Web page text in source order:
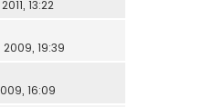
13:22
19:39
16:09